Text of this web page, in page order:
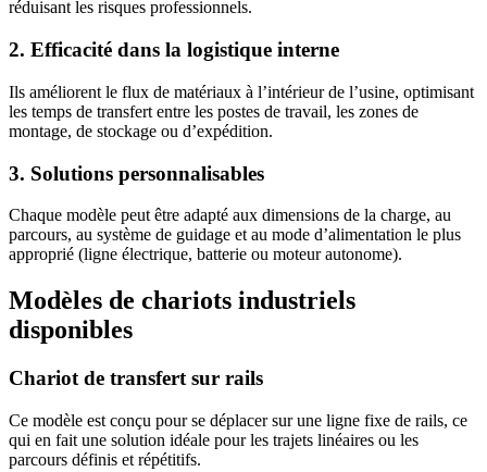
réduisant les risques professionnels.
2. Efficacité dans la logistique interne
Ils améliorent le flux de matériaux à l’intérieur de l’usine, optimisant
les temps de transfert entre les postes de travail, les zones de
montage, de stockage ou d’expédition.
3. Solutions personnalisables
Chaque modèle peut être adapté aux dimensions de la charge, au
parcours, au système de guidage et au mode d’alimentation le plus
approprié (ligne électrique, batterie ou moteur autonome).
Modèles de chariots industriels
disponibles
Chariot de transfert sur rails
Ce modèle est conçu pour se déplacer sur une ligne fixe de rails, ce
qui en fait une solution idéale pour les trajets linéaires ou les
parcours définis et répétitifs.